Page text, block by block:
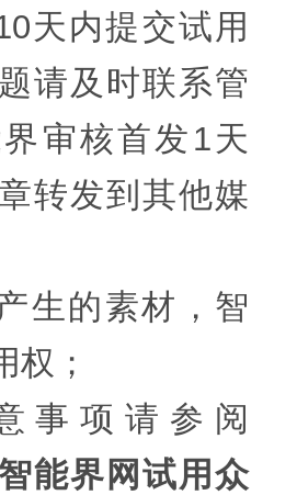
天内提交试用
请及时联系管
审核首发1天
转发到其他媒
生的素材，智
权；
事项请参阅
能界网试用众